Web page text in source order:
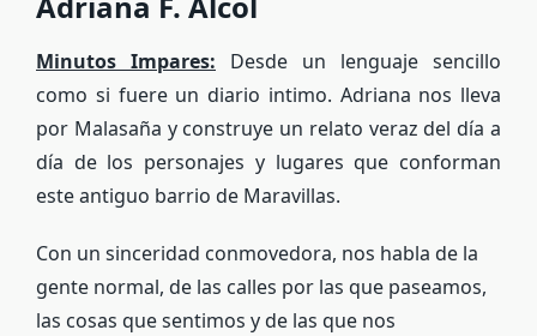
Minutos Impares: Desde un lenguaje sencillo
como si fuere un diario intimo. Adriana nos lleva
por Malasaña y construye un relato veraz del día a
día de los personajes y lugares que conforman
este antiguo barrio de Maravillas.
Con un sinceridad conmovedora, nos habla de la
gente normal, de las calles por las que paseamos,
las cosas que sentimos y de las que nos